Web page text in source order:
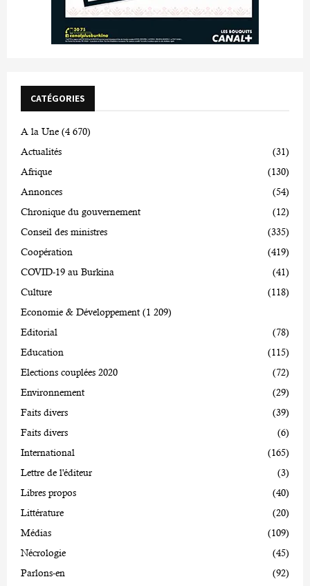
CATÉGORIES
A la Une (4 670)
Actualités
(31)
Afrique
(130)
Annonces
(54)
Chronique du gouvernement
(12)
Conseil des ministres
(335)
Coopération
(419)
COVID-19 au Burkina
(41)
Culture
(118)
Economie & Développement (1 209)
Editorial
(78)
Education
(115)
Elections couplées 2020
(72)
Environnement
(29)
Faits divers
(39)
Faits divers
(6)
International
(165)
Lettre de l'éditeur
(3)
Libres propos
(40)
Littérature
(20)
Médias
(109)
Nécrologie
(45)
Parlons-en
(92)